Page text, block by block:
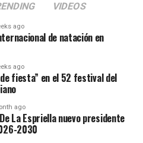
VIDEOS
ago
de natación en
ago
fiesta” en el 52 festival del
ago
La Espriella nuevo presidente
2030